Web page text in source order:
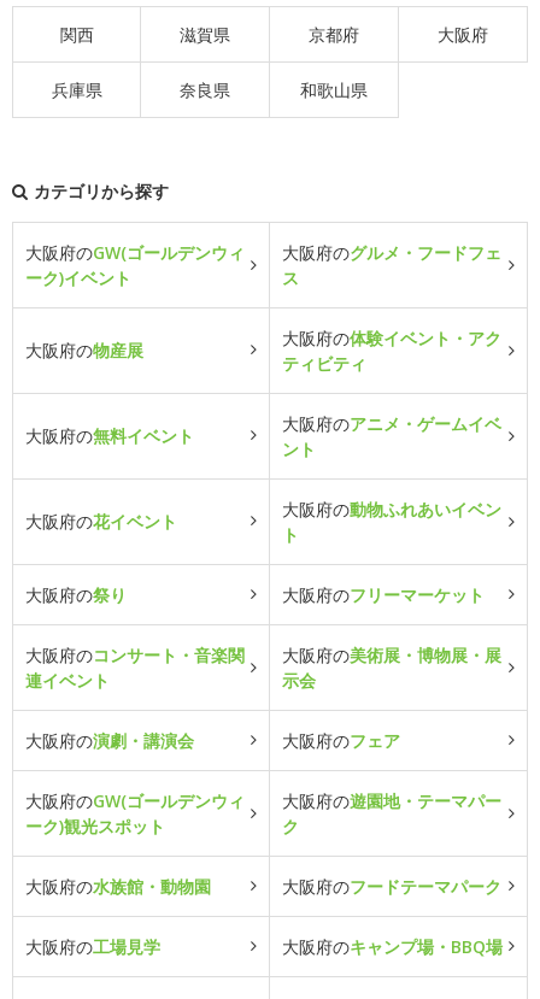
関西 滋賀県 京都府 大阪府
兵庫県 奈良県 和歌山県
カテゴリから探す
大阪府のGW(ゴールデンウィ
ーク)イベント
大阪府のグルメ・フードフェ
ス
大阪府の物産展
大阪府の体験イベント・アク
ティビティ
大阪府の無料イベント
大阪府のアニメ・ゲームイベ
ント
大阪府の花イベント
大阪府の動物ふれあいイベン
ト
大阪府の祭り 大阪府のフリーマーケット
大阪府のコンサート・音楽関
連イベント
大阪府の美術展・博物展・展
示会
大阪府の演劇・講演会 大阪府のフェア
大阪府のGW(ゴールデンウィ
ーク)観光スポット
大阪府の遊園地・テーマパー
ク
大阪府の水族館・動物園 大阪府のフードテーマパーク
大阪府の工場見学 大阪府のキャンプ場・BBQ場